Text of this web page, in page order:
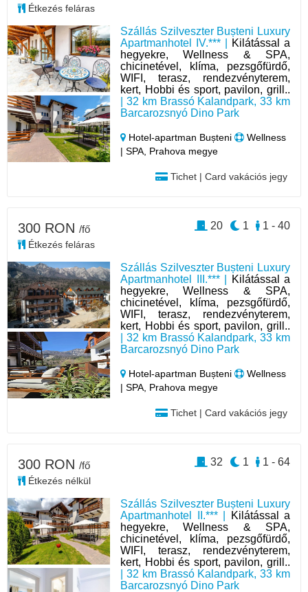
Szállás Szilveszter Bușteni Luxury
Apartmanhotel IV.*** |
Kilátással a
hegyekre, Wellness & SPA,
chicinetével, klíma, pezsgőfürdő,
WIFI, terasz, rendezvényterem,
kert, Hobbi és sport, pavilon, grill..
| 32 km Brassó Kalandpark, 33 km
Barcarozsnyó Dino Park
Hotel‑apartman Bușteni
Wellness
| SPA, Prahova megye
Tichet | Card vakációs jegy
Étkezés feláras
Szállás Szilveszter Bușteni Luxury
Apartmanhotel III.*** |
Kilátással a
hegyekre, Wellness & SPA,
chicinetével, klíma, pezsgőfürdő,
WIFI, terasz, rendezvényterem,
kert, Hobbi és sport, pavilon, grill..
| 32 km Brassó Kalandpark, 33 km
Barcarozsnyó Dino Park
Hotel‑apartman Bușteni
Wellness
| SPA, Prahova megye
Tichet | Card vakációs jegy
300 RON /fő
Étkezés feláras
1 - 40
1
20
Szállás Szilveszter Bușteni Luxury
Apartmanhotel II.*** |
Kilátással a
hegyekre, Wellness & SPA,
chicinetével, klíma, pezsgőfürdő,
WIFI, terasz, rendezvényterem,
kert, Hobbi és sport, pavilon, grill..
| 32 km Brassó Kalandpark, 33 km
Barcarozsnyó Dino Park
300 RON /fő
Étkezés nélkül
1 - 64
1
32